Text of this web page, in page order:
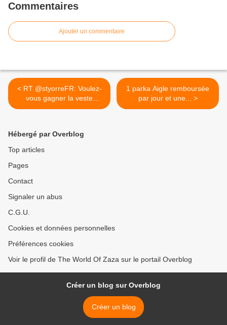
Commentaires
Ajouter un commentaire
< RT @styorreFR: Voulez-
vous gagner la veste
hyper...
1 parka Aigle remboursée
par jour et une... >
Hébergé par Overblog
Top articles
Pages
Contact
Signaler un abus
C.G.U.
Cookies et données personnelles
Préférences cookies
Voir le profil de The World Of Zaza sur le portail Overblog
Créer un blog sur Overblog
Créer un blog